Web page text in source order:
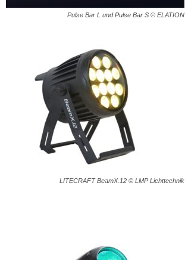
Pulse Bar L und Pulse Bar S © ELATION
LITECRAFT BeamX.12 © LMP Lichttechnik